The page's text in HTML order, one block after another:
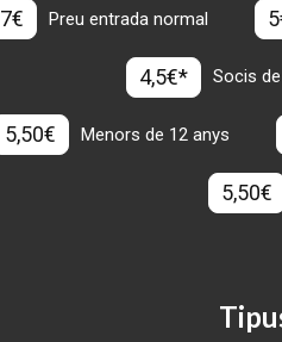
7€ Preu entrada normal
4,5€* Socis
5,50€ Menors de 12 anys
5,50€